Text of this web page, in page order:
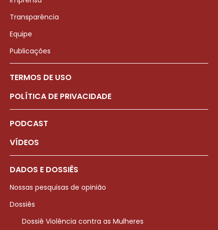
Transparência
Equipe
Publicações
TERMOS DE USO
POLÍTICA DE PRIVACIDADE
PODCAST
VÍDEOS
DADOS E DOSSIÊS
Nossas pesquisas de opinião
Dossiês
Dossiê Violência contra as Mulheres